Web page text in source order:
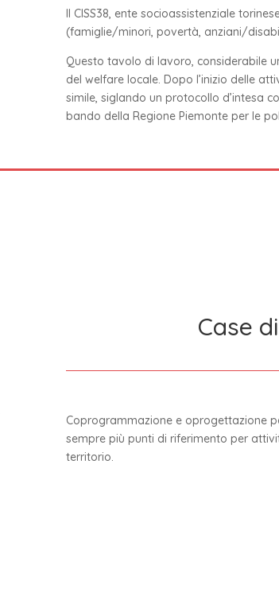
Il CISS38, ente socioassistenziale
(famiglie/minori, povertà, anziani/
Questo tavolo di lavoro, considerabile
del welfare locale. Dopo l’inizio delle
simile, siglando un protocollo d’intesa
bando della Regione Piemonte per le
Case
Coprogrammazione e oprogettazione
sempre più punti di riferimento per
territorio.